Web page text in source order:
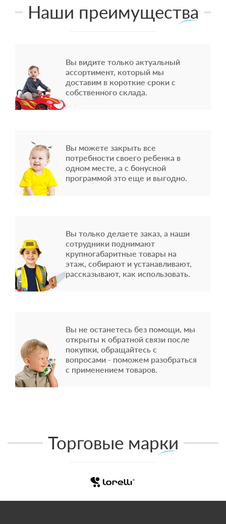
Наши преимущества
Вы видите только актуальный
ассортимент, который мы
доставим в короткие сроки с
собственного склада.
Вы можете закрыть все
потребности своего ребенка в
одном месте, а с бонусной
программой это еще и выгодно.
Вы только делаете заказ, а наши
сотрудники поднимают
крупногабаритные товары на
этаж, собирают и устанавливают,
рассказывают, как использовать.
Вы не останетесь без помощи, мы
открыты к обратной связи после
покупки, обращайтесь с
вопросами - поможем разобраться
с применением товаров.
Торговые марки